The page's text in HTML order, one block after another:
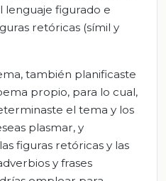
figurado e
retóricas (símil y
también planificaste
propio, para lo cual,
el tema y los
plasmar, y
figuras retóricas y las
y frases